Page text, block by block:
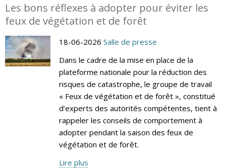
Les bons réflexes à adopter pour éviter les
feux de végétation et de forêt
18-06-2026 Salle de presse
Dans le cadre de la mise en place de la
plateforme nationale pour la réduction des
risques de catastrophe, le groupe de travail
« Feux de végétation et de forêt », constitué
d’experts des autorités compétentes, tient à
rappeler les conseils de comportement à
adopter pendant la saison des feux de
végétation et de forêt.
Lire plus